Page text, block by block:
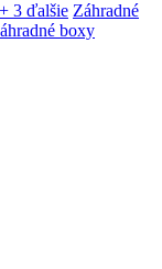
+ 3 ďalšie Záhradné
boxy